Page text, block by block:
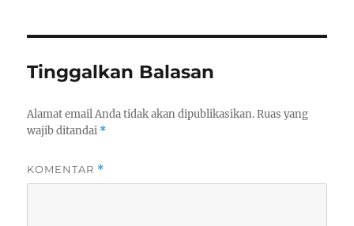
Tinggalkan Balasan
Alamat email Anda tidak akan dipublikasikan. Ruas yang
wajib ditandai *
KOMENTAR *